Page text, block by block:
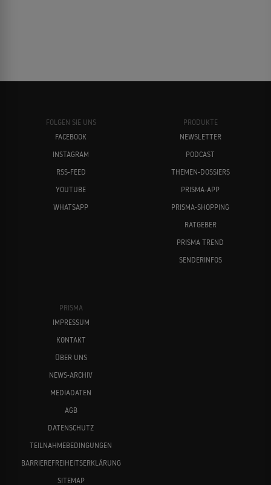
FOLGEN SIE UNS
FACEBOOK
INSTAGRAM
RSS-FEED
YOUTUBE
WHATSAPP
PRODUKTE
NEWSLETTER
PODCAST
THEMEN-DOSSIERS
PRISMA-APP
PRISMA-SHOPPING
RATGEBER
PRISMA TREND
SENDERINFOS
PRISMA
IMPRESSUM
KONTAKT
ÜBER UNS
NEWS-ARCHIV
MEDIADATEN
AGB
DATENSCHUTZ
TEILNAHMEBEDINGUNGEN
BARRIEREFREIHEITSERKLÄRUNG
SITEMAP